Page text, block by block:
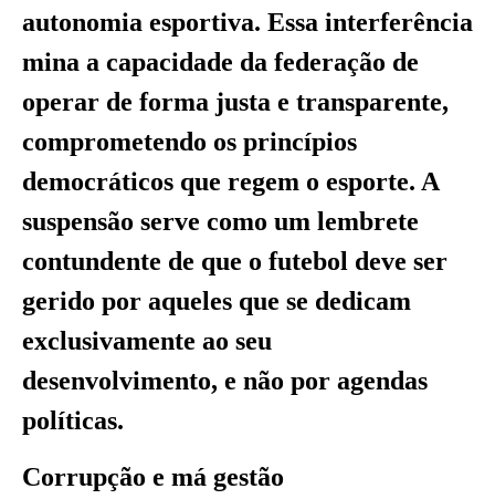
autonomia esportiva. Essa interferência
mina a capacidade da federação de
operar de forma justa e transparente,
comprometendo os princípios
democráticos que regem o esporte. A
suspensão serve como um lembrete
contundente de que o futebol deve ser
gerido por aqueles que se dedicam
exclusivamente ao seu
desenvolvimento, e não por agendas
políticas.
Corrupção e má gestão